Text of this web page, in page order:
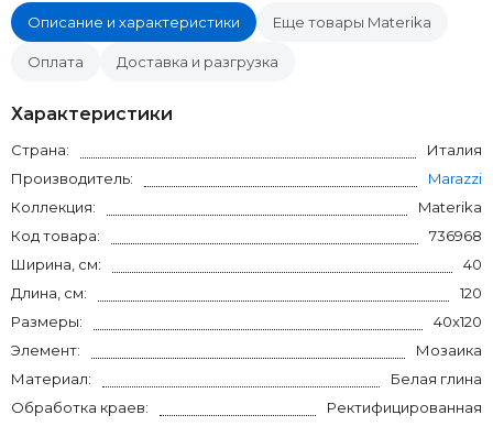
Описание и характеристики Еще товары Materika
Оплата Доставка и разгрузка
Характеристики
Страна:
Италия
Производитель:
Marazzi
Коллекция:
Materika
Код товара:
736968
Ширина, см:
40
Длина, см:
120
Размеры:
40x120
Элемент:
Мозаика
Материал:
Белая глина
Обработка краев:
Ректифицированная